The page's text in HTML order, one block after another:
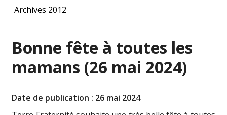
Archives 2012
Bonne fête à toutes les
mamans (26 mai 2024)
Date de publication : 26 mai 2024